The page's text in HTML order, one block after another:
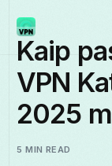
Kaip
VPN
2025
5 MIN READ